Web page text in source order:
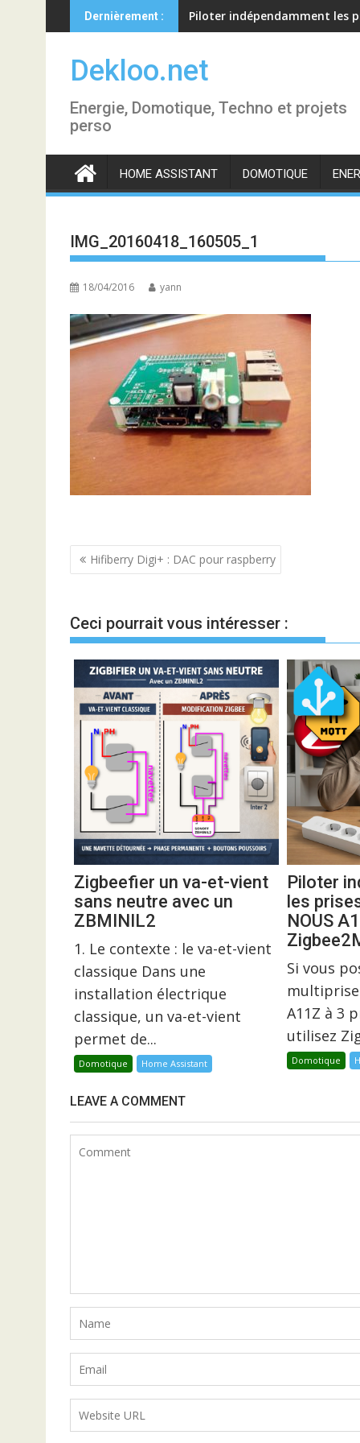
to
content
Dernièrement : Piloter indépendamment les
Dekloo.net
Energie, Domotique, Techno et projets
perso
HOME ASSISTANT DOMOTIQUE
IMG_20160418_160505_1
18/04/2016 yann
Navigation
l’article
Hifiberry Digi+ : DAC pour raspberry
Ceci pourrait vous intéresser :
Zigbeefier un va-et-vient
sans neutre avec un
ZBMINIL2
1. Le contexte : le va-et-vient
classique Dans une
installation électrique
classique, un va-et-vient
permet de...
Domotique Home Assistant
Piloter
les
NOUS
Si vous
A11Z à 3
utilisez
Domotique
LEAVE A COMMENT